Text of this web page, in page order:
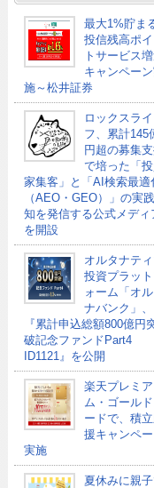
最大1%貯ま
投信残高ポ
トサービス
キャンペー
施～松井証券
ロックスライ
フ、累計145
円超の募集
で培った「
家集客」と「AI検索最適
（AEO・GEO）」の実践
知を発信する公式メディ
を開設
オルタナテ
投資プラッ
ォーム「オル
ナバンク」、
『累計申込総額800億円
破記念ファンドPart4
ID1121』を公開
楽天プレミア
ム・ゴールド
ードで、積
援キャンペ
実施
夏休みに親